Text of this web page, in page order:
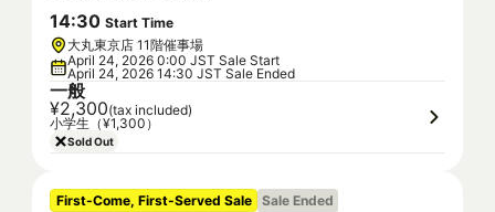
14:30 Start Time
大丸東京店 11階催事場
April 24, 2026 0:00 JST Sale Start
April 24, 2026 14:30 JST Sale Ended
一般
¥2,300(tax included)
小学生（¥1,300）
Sold Out
First-Come, First-Served Sale Sale Ended